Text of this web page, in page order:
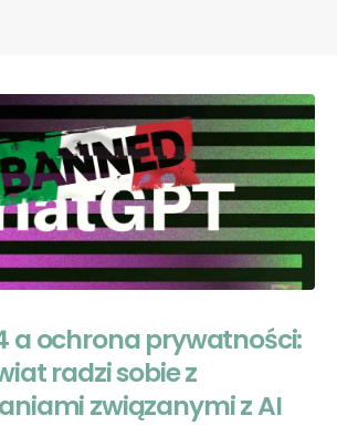
a ochrona prywatności:
radzi sobie z
związanymi z AI